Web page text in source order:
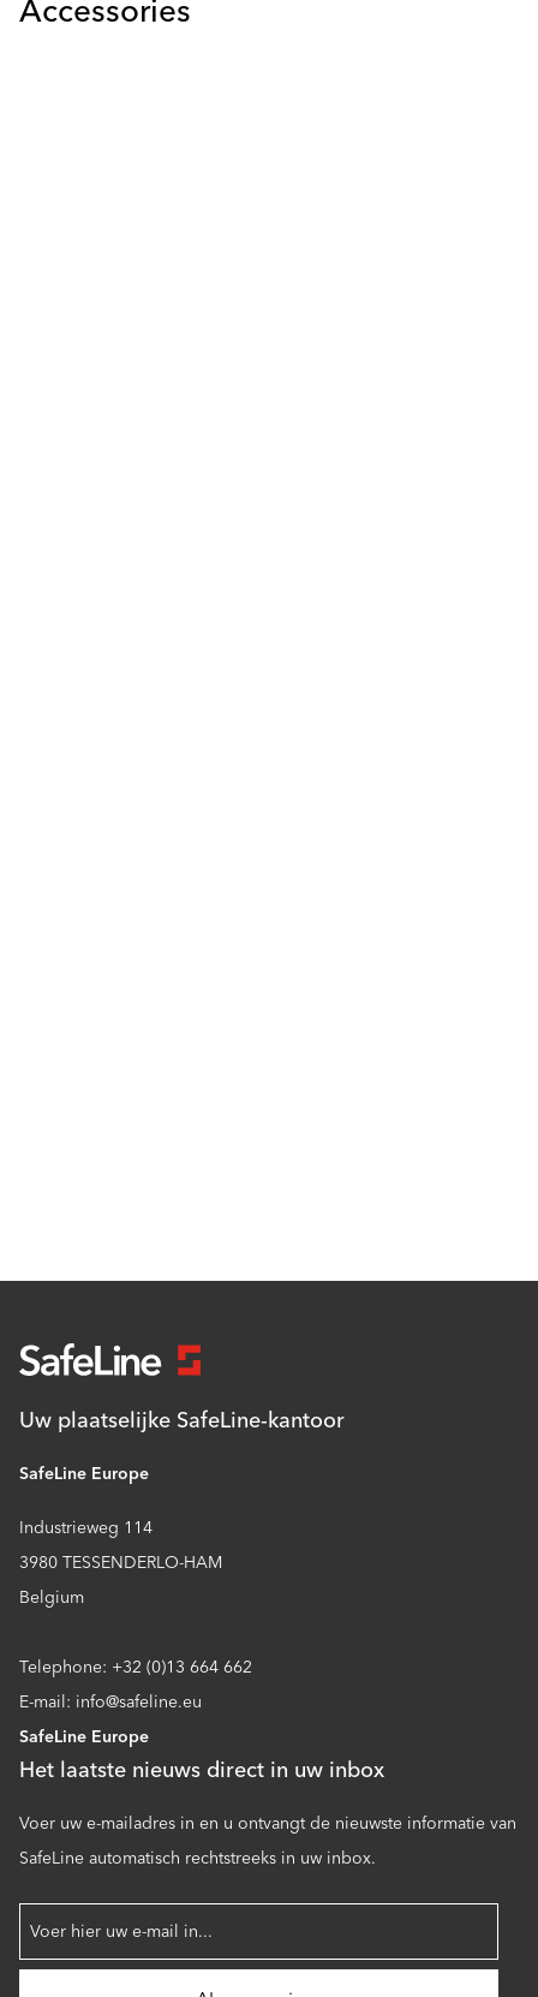
Accessories
Uw plaatselijke SafeLine-kantoor
SafeLine Europe
Industrieweg 114
3980 TESSENDERLO-HAM
Belgium
Telephone: +32 (0)13 664 662
E-mail: info@safeline.eu
SafeLine Europe
Het laatste nieuws direct in uw inbox
Voer uw e-mailadres in en u ontvangt de nieuwste informatie van
SafeLine automatisch rechtstreeks in uw inbox.